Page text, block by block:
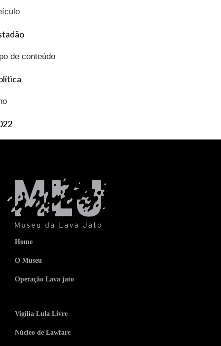
de conteúdo
Home
O Museu
Operação Lava jato
Vigilia Lula Livre
Núcleo de Lawfare